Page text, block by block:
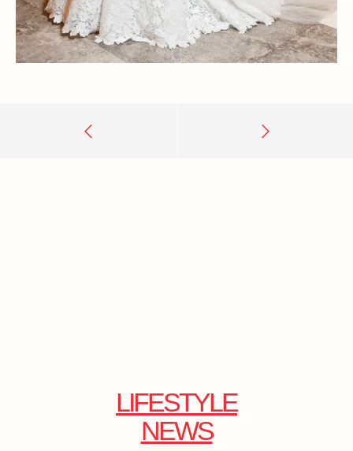
LIFESTYLE
NEWS